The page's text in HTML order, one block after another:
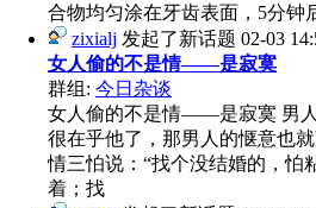
合物均匀涂在牙齿表面，5分钟
zixialj 发起了新话题 02-03
女人偷的不是情——是寂寞
群组: 今日杂谈
女人偷的不是情——是寂寞 男
很在乎他了，那男人的惬意也
情三怕说：“找个没结婚的，怕
着；找